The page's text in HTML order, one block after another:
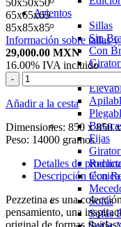
Asientos
Sillas
Sin
Con
Con
Fijas
Con
Sofás
Sofás
65x65x65
85x85x85
Información sobre tallas y
29,000.00 MXN
16.00% IVA incluido
-
Añadir a la cesta
Dimensiones: 850 x 850
Peso: 14000 gramos
Detalles de
Descripción técnica
Pezzetina es una
pensamiento, una
original de formas